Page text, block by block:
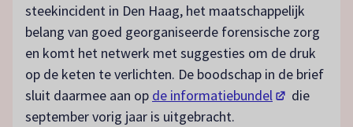
steekincident in Den Haag, het maatschappelijk
belang van goed georganiseerde forensische zorg
en komt het netwerk met suggesties om de druk
op de keten te verlichten. De boodschap in de brief
sluit daarmee aan op de informatiebundel(opent in
die
september vorig jaar is uitgebracht.